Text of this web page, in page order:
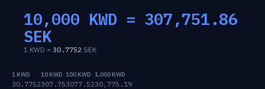
10,000 KWD = 307,751.86
SEK
1 KWD = 30.7752 SEK
1 KWD
30.7752
10 KWD
307.75
100 KWD
3077.52
1,000 KWD
30,775.19